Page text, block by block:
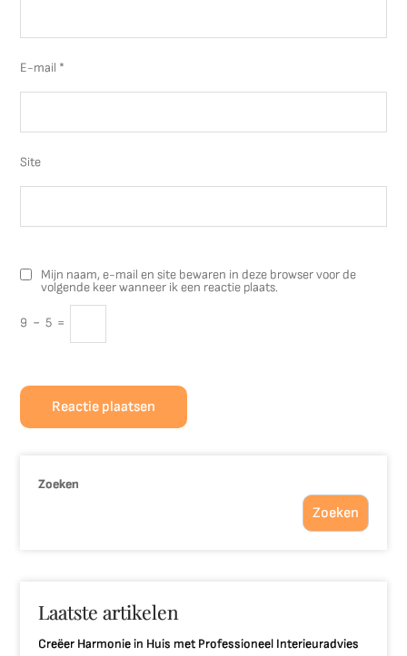
E-mail *
Site
Mijn naam, e-mail en site bewaren in deze browser voor de
volgende keer wanneer ik een reactie plaats.
9 − 5 =
Zoeken
Zoeken
Laatste artikelen
Creëer Harmonie in Huis met Professioneel Interieuradvies